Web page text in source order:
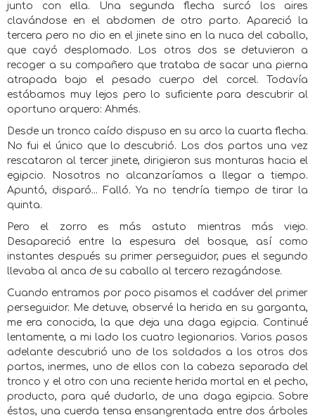
junto con ella. Una segunda flecha surcó los aires
clavándose en el abdomen de otro parto. Apareció la
tercera pero no dio en el jinete sino en la nuca del caballo,
que cayó desplomado. Los otros dos se detuvieron a
recoger a su compañero que trataba de sacar una pierna
atrapada bajo el pesado cuerpo del corcel. Todavía
estábamos muy lejos pero lo suficiente para descubrir al
oportuno arquero: Ahmés.
Desde un tronco caído dispuso en su arco la cuarta flecha.
No fui el único que lo descubrió. Los dos partos una vez
rescataron al tercer jinete, dirigieron sus monturas hacia el
egipcio. Nosotros no alcanzaríamos a llegar a tiempo.
Apuntó, disparó... Falló. Ya no tendría tiempo de tirar la
quinta.
Pero el zorro es más astuto mientras más viejo.
Desapareció entre la espesura del bosque, así como
instantes después su primer perseguidor, pues el segundo
llevaba al anca de su caballo al tercero rezagándose.
Cuando entramos por poco pisamos el cadáver del primer
perseguidor. Me detuve, observé la herida en su garganta,
me era conocida, la que deja una daga egipcia. Continué
lentamente, a mi lado los cuatro legionarios. Varios pasos
adelante descubrió uno de los soldados a los otros dos
partos, inermes, uno de ellos con la cabeza separada del
tronco y el otro con una reciente herida mortal en el pecho,
producto, para qué dudarlo, de una daga egipcia. Sobre
éstos, una cuerda tensa ensangrentada entre dos árboles